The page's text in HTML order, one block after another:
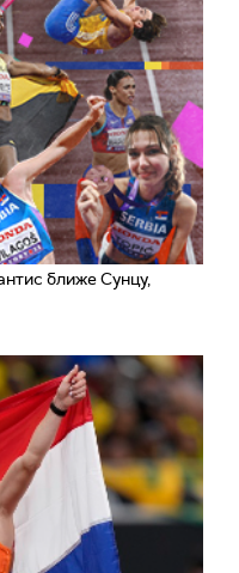
ближе Сунцу,